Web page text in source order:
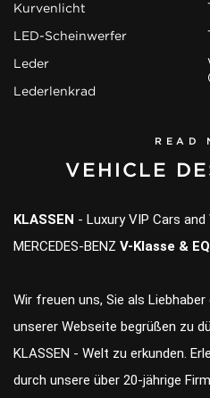
Kurvenlicht
LED-Scheinwerfer
Leder
Lederlenkrad
READ
VEHICLE
KLASSEN - Luxury VIP Cars
MERCEDES-BENZ V-Klasse &
Wir freuen uns, Sie als
unserer Webseite begrüßen zu
KLASSEN - Welt zu erkunden.
durch unsere über 20-jährige